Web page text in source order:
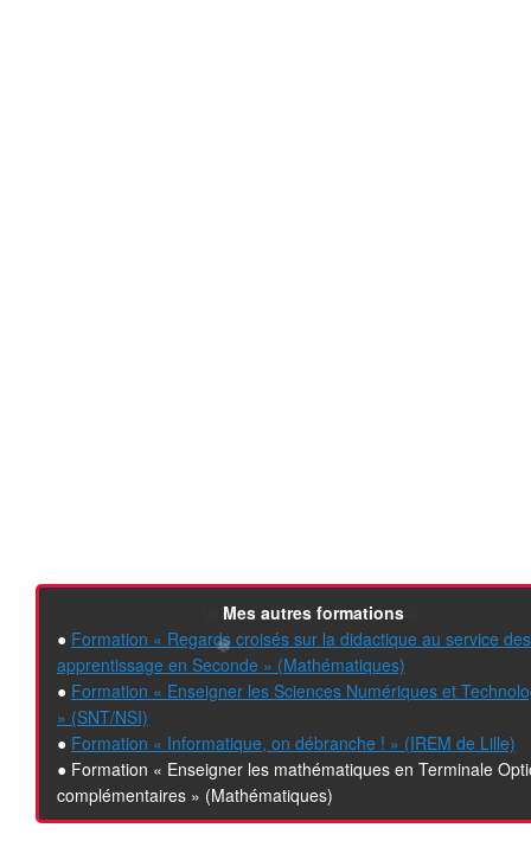
❄
❄
Mes autres formations
● Formation « Regards croisés sur la didactique au service des
apprentissage en Seconde » (Mathématiques)
● Formation « Enseigner les Sciences Numériques et
» (SNT/NSI)
● Formation « Informatique, on débranche ! » (IREM de Lille)
● Formation « Enseigner les mathématiques en Terminale
complémentaires » (Mathématiques)